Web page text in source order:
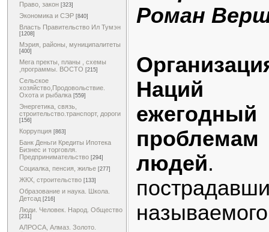
Право, закон [323]
Экономика и СЭР [840]
Власть Правительство Ил Тумэн
[1208]
Мэрия, районы, муниципалитеты
[400]
Мега пректы, планы , схемы
,программы. ВОСТО [215]
Сельское
хозяйство,Продовольствие.
Охота и рыбалка [559]
Энергетика, связь,
строительство.транспорт, дороги
[156]
Коррупция [863]
Банк Деньги Кредиты Ипотека
Бизнес и торговля.
Предпринимательство [294]
Социалка, пенсия, жилье [277]
ЖКХ, строительство [133]
Образование и наука. Школа.
Детсад [216]
Люди. Человек. Народ. Общество
[231]
АЛРОСА, Алмаз. Золото.
Роман
Наций
людей.